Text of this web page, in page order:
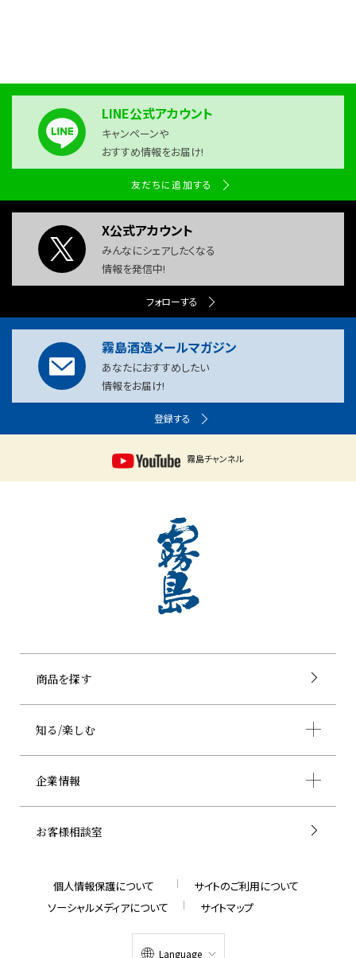
LINE公式アカウント
キャンペーンや
おすすめ情報をお届け!
友だちに追加する
X公式アカウント
みんなにシェアしたくなる
情報を発信中!
フォローする
霧島酒造メールマガジン
あなたにおすすめしたい
情報をお届け!
登録する
霧島チャンネル
商品を探す
知る/楽しむ
企業情報
お客様相談室
個人情報保護について
サイトのご利用について
ソーシャルメディアについて
サイトマップ
Language